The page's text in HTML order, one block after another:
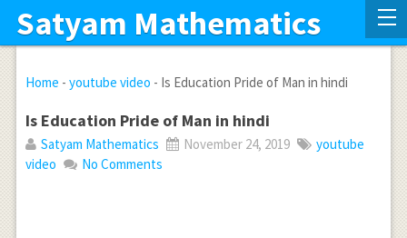
Satyam Mathematics
Home - youtube video - Is Education Pride of Man in hindi
Is Education Pride of Man in hindi
Satyam Mathematics November 24, 2019
youtube
video
No Comments